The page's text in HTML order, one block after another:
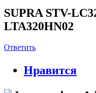
SUPRA STV-
LTA320HN02
Ответить
Нравится